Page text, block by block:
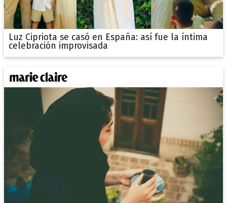
Luz Cipriota se casó en España: así fue la íntima
celebración improvisada